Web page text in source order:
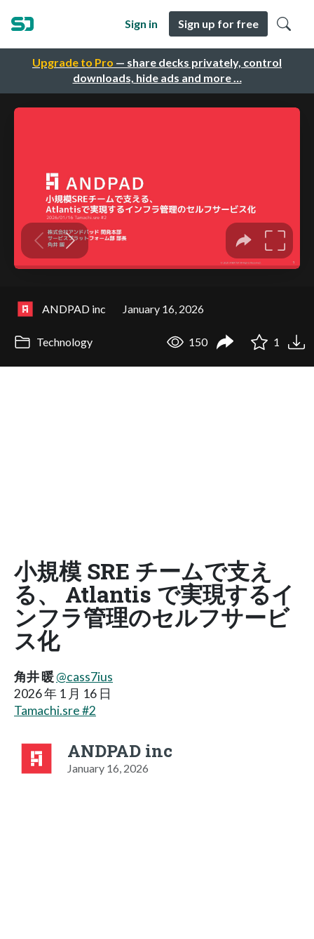
Upgrade to Pro — share decks privately, control
downloads, hide ads and more …
Sign in Sign up for free
ANDPAD inc January 16, 2026
Technology 150 1
小規模 SRE チームで支え
る、 Atlantis で実現するイ
ンフラ管理のセルフサービ
ス化
角井 暖@cass7ius
2026 年 1 月 16 日
Tamachi.sre #2
ANDPAD inc
January 16, 2026